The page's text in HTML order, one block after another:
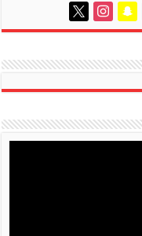
snapchat
instagram
x